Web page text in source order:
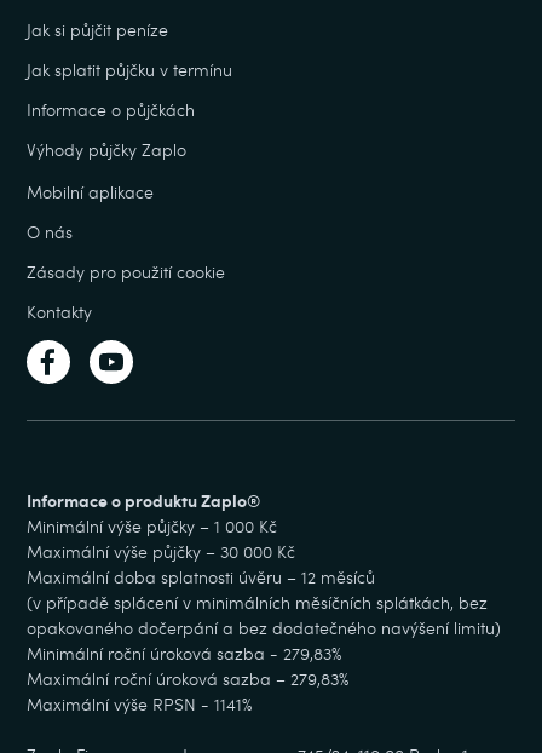
Jak si půjčit peníze
Jak splatit půjčku v termínu
Informace o půjčkách
Výhody půjčky Zaplo
Mobilní aplikace
O nás
Zásady pro použití cookie
Kontakty
Informace o produktu Zaplo®
Minimální výše půjčky – 1 000 Kč
Maximální výše půjčky – 30 000 Kč
Maximální doba splatnosti úvěru – 12 měsíců
(v případě splácení v minimálních měsíčních splátkách, bez
opakovaného dočerpání a bez dodatečného navýšení limitu)
Minimální roční úroková sazba - 279,83%
Maximální roční úroková sazba – 279,83%
Maximální výše RPSN - 1141%